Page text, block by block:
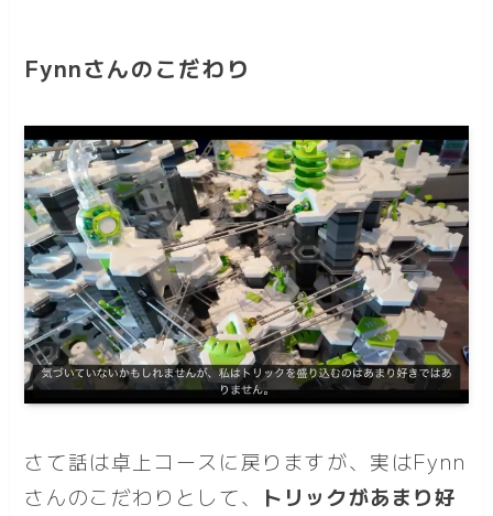
Fynnさんのこだわり
さて話は卓上コースに戻りますが、実はFynn
さんのこだわりとして、
トリックがあまり好